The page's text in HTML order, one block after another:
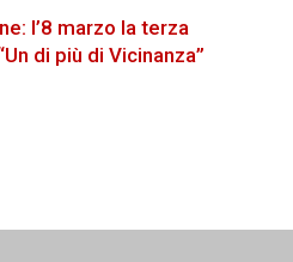
l’8 marzo la terza
di più di Vicinanza”